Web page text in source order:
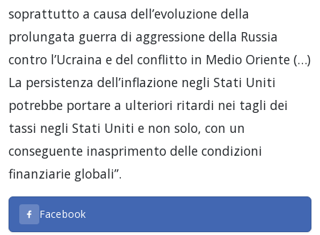
soprattutto a causa dell’evoluzione della
prolungata guerra di aggressione della Russia
contro l’Ucraina e del conflitto in Medio Oriente (…)
La persistenza dell’inflazione negli Stati Uniti
potrebbe portare a ulteriori ritardi nei tagli dei
tassi negli Stati Uniti e non solo, con un
conseguente inasprimento delle condizioni
finanziarie globali”.
Facebook